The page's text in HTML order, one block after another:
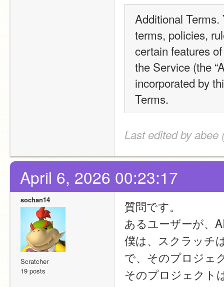
Additional
terms, policies,
certain features
the Service (the
incorporated by
Terms.
Last edited by abee
April 6, 2026 00:23:17
sochan14
Scratcher
19 posts
質問です。
あるユーザーが、
僕は、スクラッチ
で、そのプロジェ
そのプロジェクト